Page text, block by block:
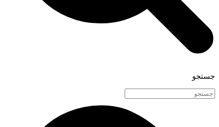
جستجو